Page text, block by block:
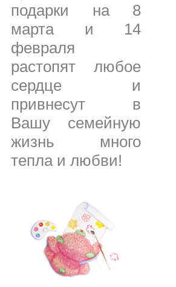
подарки на 8
марта и 14
февраля
растопят любое
сердце и
привнесут в
Вашу семейную
жизнь много
тепла и любви!